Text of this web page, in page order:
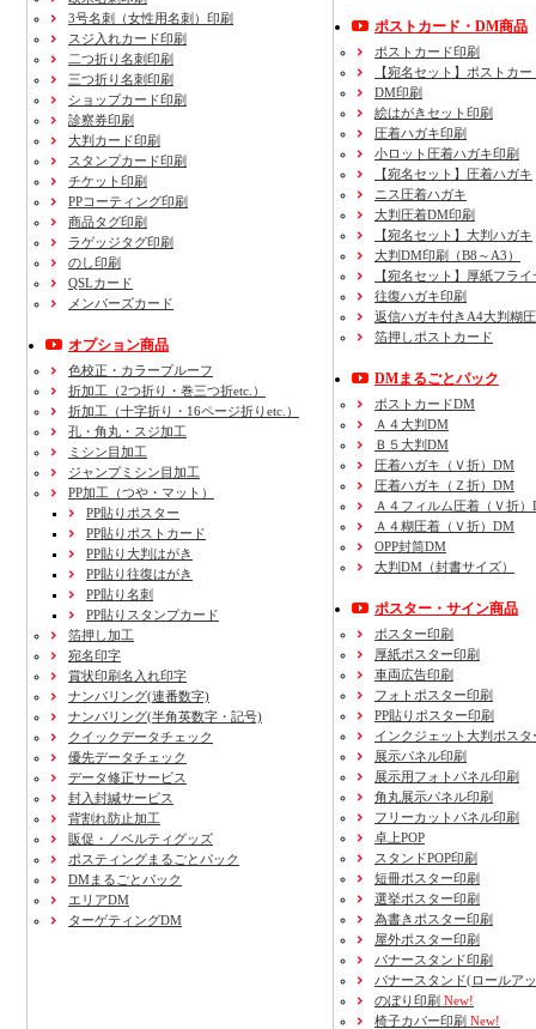
3号名刺
（女性用名刺） 印刷
スジ入れカード印刷
二つ折り名刺印刷
三つ折り名刺印刷
ショップカード印刷
診察券印刷
大判カード印刷
スタンプカード印刷
チケット印刷
PPコーティング印刷
商品タグ印刷
ラゲッジタグ印刷
のし印刷
QSLカード
メンバーズカード
オプション商品
色校正・カラープルーフ
折加工 （2つ折り・巻三つ折etc.）
折加工 （十字折り・16ページ折りetc.）
孔・角丸・スジ加工
ミシン目加工
ジャンプミシン目加工
PP加工 （つや・マット）
PP貼りポスター
PP貼りポストカード
PP貼り大判はがき
PP貼り往復はがき
PP貼り名刺
PP貼りスタンプカード
箔押し加工
宛名印字
賞状印刷名入れ印字
ナンバリング(連番数字)
ナンバリング(半角英数字・記号)
クイックデータチェック
優先データチェック
データ修正サービス
封入封緘サービス
背割れ防止加工
販促・ノベルティグッズ
ポスティングまるごとパック
DMまるごとパック
エリアDM
ターゲティングDM
ポストカード・DM商品
ポストカード印刷
【宛名セット】ポストカー
DM印刷
絵はがきセット印刷
圧着ハガキ印刷
小ロット圧着ハガキ印刷
【宛名セット】圧着ハガキ
ニス圧着ハガキ
大判圧着DM印刷
【宛名セット】大判ハガキ
大判DM印刷（B8～A3）
【宛名セット】厚紙フライ
往復ハガキ印刷
返信ハガキ付きA4大判糊
箔押しポストカード
DMまるごとパック
ポストカードDM
Ａ４大判DM
Ｂ５大判DM
圧着ハガキ（Ｖ折）DM
圧着ハガキ（Ｚ折）DM
Ａ４フィルム圧着（Ｖ折）
Ａ４糊圧着（Ｖ折）DM
OPP封筒DM
大判DM（封書サイズ）
ポスター・サイン商品
ポスター印刷
厚紙ポスター印刷
車両広告印刷
フォトポスター印刷
PP貼りポスター印刷
インクジェット大判ポスタ
展示パネル印刷
展示用フォトパネル印刷
角丸展示パネル印刷
フリーカットパネル印刷
卓上POP
スタンドPOP印刷
短冊ポスター印刷
選挙ポスター印刷
為書きポスター印刷
屋外ポスター印刷
バナースタンド印刷
バナースタンド(ロールア
のぼり印刷 New!
椅子カバー印刷 New!